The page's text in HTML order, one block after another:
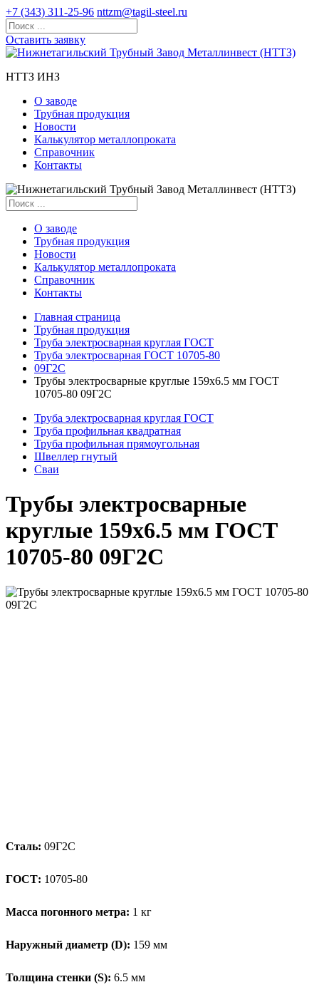
+7 (343) 311-25-96 nttzm@tagil-steel.ru
Оставить заявку
НТТЗ ИНЗ
О заводе
Трубная продукция
Новости
Калькулятор металлопроката
Справочник
Контакты
О заводе
Трубная продукция
Новости
Калькулятор металлопроката
Справочник
Контакты
Главная страница
Трубная продукция
Труба электросварная круглая ГОСТ
Труба электросварная ГОСТ 10705-80
09Г2С
Трубы электросварные круглые 159x6.5 мм ГОСТ
10705-80 09Г2С
Труба электросварная круглая ГОСТ
Труба профильная квадратная
Труба профильная прямоугольная
Швеллер гнутый
Сваи
Трубы электросварные
круглые 159x6.5 мм ГОСТ
10705-80 09Г2С
Сталь: 09Г2С
ГОСТ: 10705-80
Масса погонного метра: 1 кг
Наружный диаметр (D): 159 мм
Толщина стенки (S): 6.5 мм